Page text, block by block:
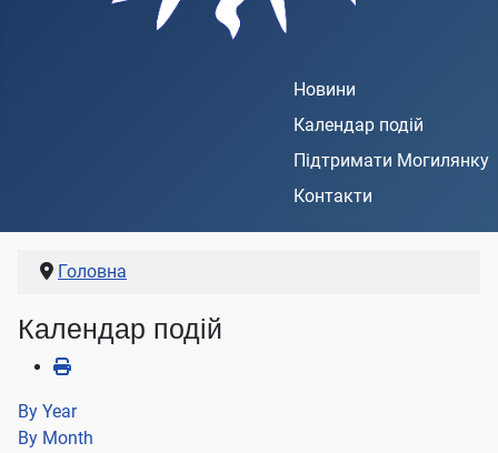
Новини
Календар подій
Підтримати Могилянку
Контакти
Головна
Календар подій
By Year
By Month